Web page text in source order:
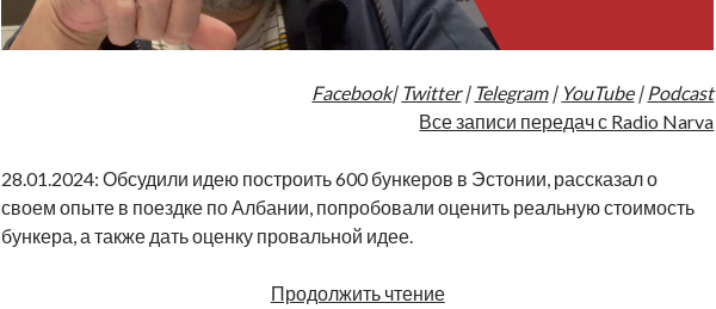
Facebook| Twitter| Telegram| YouTube| Podcast
Все записи передач с Radio Narva
28.01.2024: Обсудили идею построить 600 бункеров в Эстонии, рассказал о
своем опыте в поездке по Албании, попробовали оценить реальную стоимость
бункера, а также дать оценку провальной идее.
Продолжить чтение600